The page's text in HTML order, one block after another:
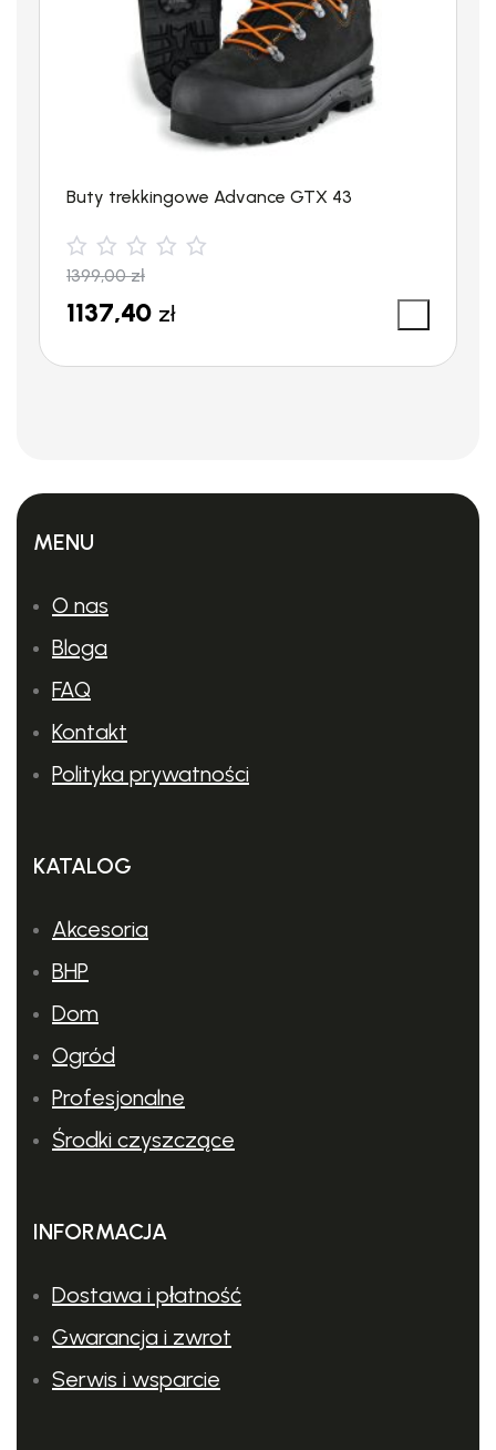
Buty trekkingowe Advance GTX 43
1399,00zł
1137,40 zł
MENU
O nas
Bloga
FAQ
Kontakt
Polityka prywatności
KATALOG
Akcesoria
BHP
Dom
Ogród
Profesjonalne
Środki czyszczące
INFORMACJA
Dostawa i płatność
Gwarancja i zwrot
Serwis i wsparcie